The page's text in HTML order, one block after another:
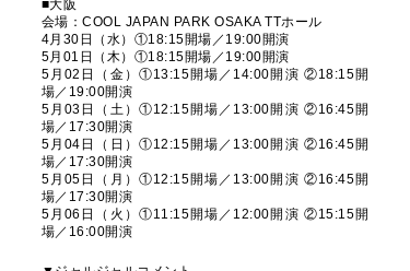
■大阪
会場：COOL JAPAN PARK OSAKA TTホール
4月30日（水）①18:15開場／19:00開演
5月01日（木）①18:15開場／19:00開演
5月02日（金）①13:15開場／14:00開演 ②18:15開
場／19:00開演
5月03日（土）①12:15開場／13:00開演 ②16:45開
場／17:30開演
5月04日（日）①12:15開場／13:00開演 ②16:45開
場／17:30開演
5月05日（月）①12:15開場／13:00開演 ②16:45開
場／17:30開演
5月06日（火）①11:15開場／12:00開演 ②15:15開
場／16:00開演